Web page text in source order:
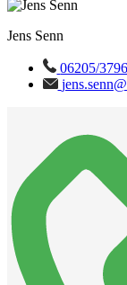
Jens Senn
06205/